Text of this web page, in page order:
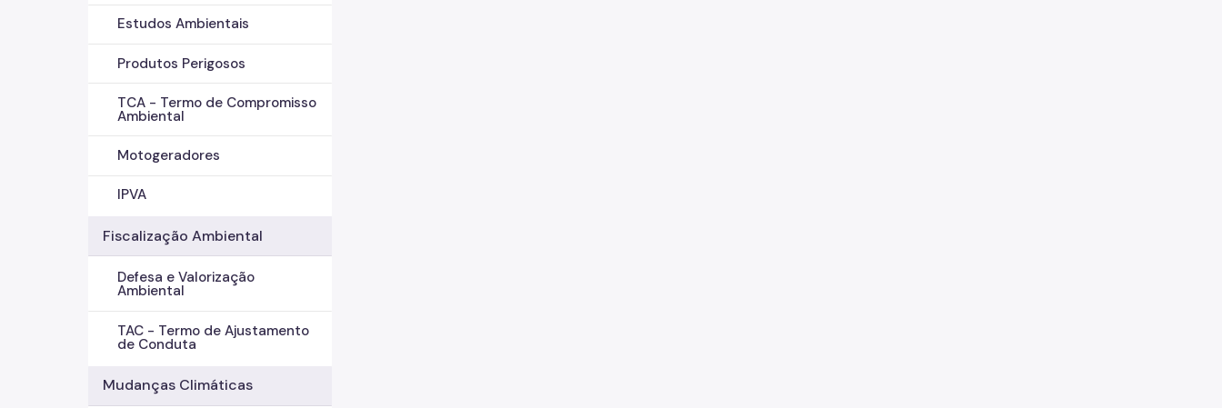
Estudos Ambientais
Produtos Perigosos
TCA - Termo de Compromisso
Ambiental
Motogeradores
IPVA
Fiscalização Ambiental
Defesa e Valorização
Ambiental
TAC - Termo de Ajustamento
de Conduta
Mudanças Climáticas